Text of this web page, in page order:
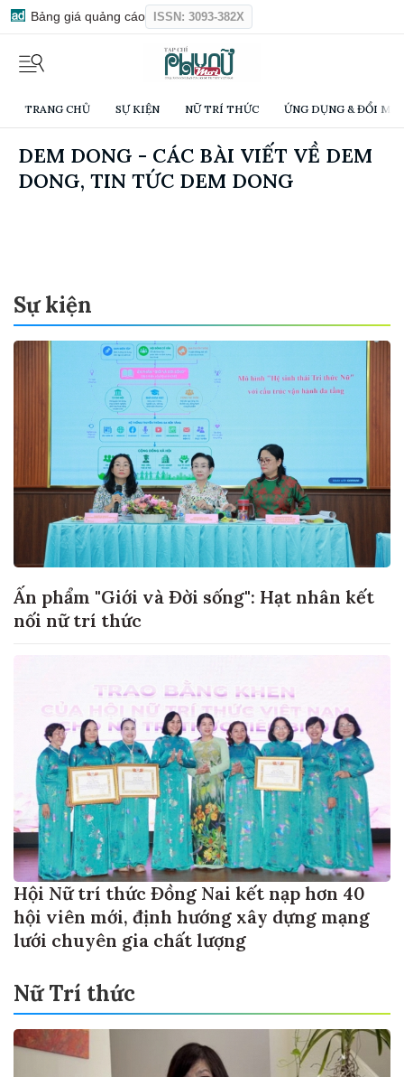
Bảng giá quảng cáo ISSN: 3093-382X
TRANG CHỦ SỰ KIỆN NỮ TRÍ THỨC ỨNG DỤNG & ĐỔI
DEM DONG - CÁC BÀI VIẾT VỀ DEM
DONG, TIN TỨC DEM DONG
Sự kiện
Ấn phẩm "Giới và Đời sống": Hạt nhân kết
nối nữ trí thức
Hội Nữ trí thức Đồng Nai kết nạp hơn 40
hội viên mới, định hướng xây dựng mạng
lưới chuyên gia chất lượng
Nữ Trí thức